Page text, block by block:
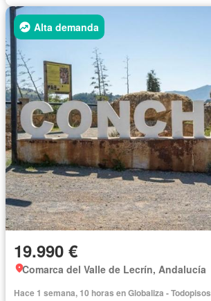
Alta demanda
19.990 €
Comarca del Valle de Lecrín, Andalucía
Hace 1 semana, 10 horas en Globaliza - Todopisos